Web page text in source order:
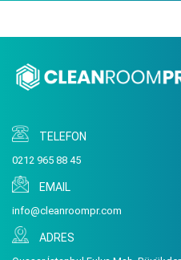
TELEFON
0212 965 88 45
EMAIL
info@cleanroompr.com
ADRES